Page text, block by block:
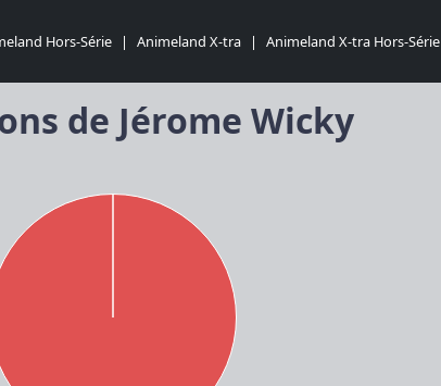
Hors-Série | Animeland X-tra | Animeland X-tra Hors-Série
de Jérome Wicky